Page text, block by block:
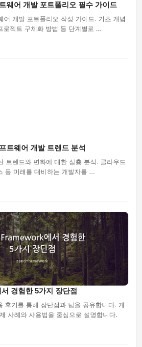
웨어 개발 포트폴리오 필수 가이드
어 개발 포트폴리오 작성 가이드. 기초 개념
로젝트 구체화 방법 등 단계별로 ...
트웨어 개발 트렌드 분석
트렌드와 변화에 대한 심층 분석. 클라우드
등 미래를 대비하는 개발자를 ...
경험한 5가지 장단점
기를 통해 장단점과 팁을 공유합니다. 개
사례와 사용법을 중심으로 설명합니다.